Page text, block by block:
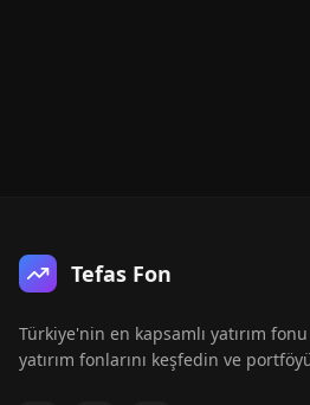
Tefas Fon
Türkiye'nin en kapsamlı yatırım
yatırım fonlarını keşfedin ve